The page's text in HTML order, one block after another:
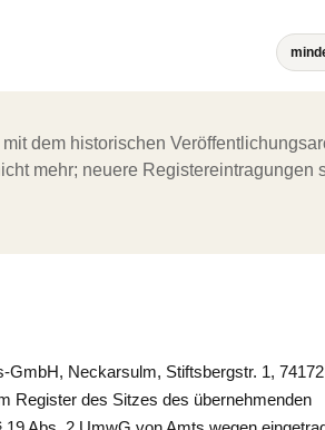
dem historischen
mehr; neuere Registereintragungen
GmbH, Neckarsulm, Stiftsbergstr. 1, 74172
Register des Sitzes des übernehmenden